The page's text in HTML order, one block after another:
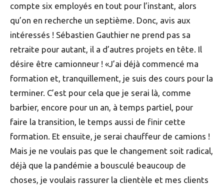
compte six employés en tout pour l’instant, alors
qu’on en recherche un septième. Donc, avis aux
intéressés ! Sébastien Gauthier ne prend pas sa
retraite pour autant, il a d’autres projets en tête. Il
désire être camionneur ! «J’ai déjà commencé ma
formation et, tranquillement, je suis des cours pour la
terminer. C’est pour cela que je serai là, comme
barbier, encore pour un an, à temps partiel, pour
faire la transition, le temps aussi de finir cette
formation. Et ensuite, je serai chauffeur de camions !
Mais je ne voulais pas que le changement soit radical,
déjà que la pandémie a bousculé beaucoup de
choses, je voulais rassurer la clientèle et mes clients